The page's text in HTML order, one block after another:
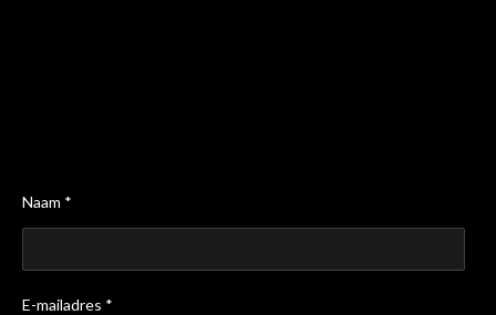
Naam *
E-mailadres *